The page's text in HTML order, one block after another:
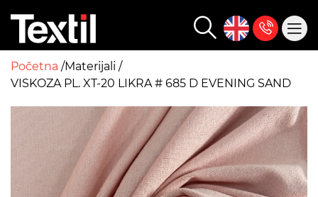
Početna Materijali
VISKOZA PL. XT-20 LIKRA # 685 D EVENING SAND